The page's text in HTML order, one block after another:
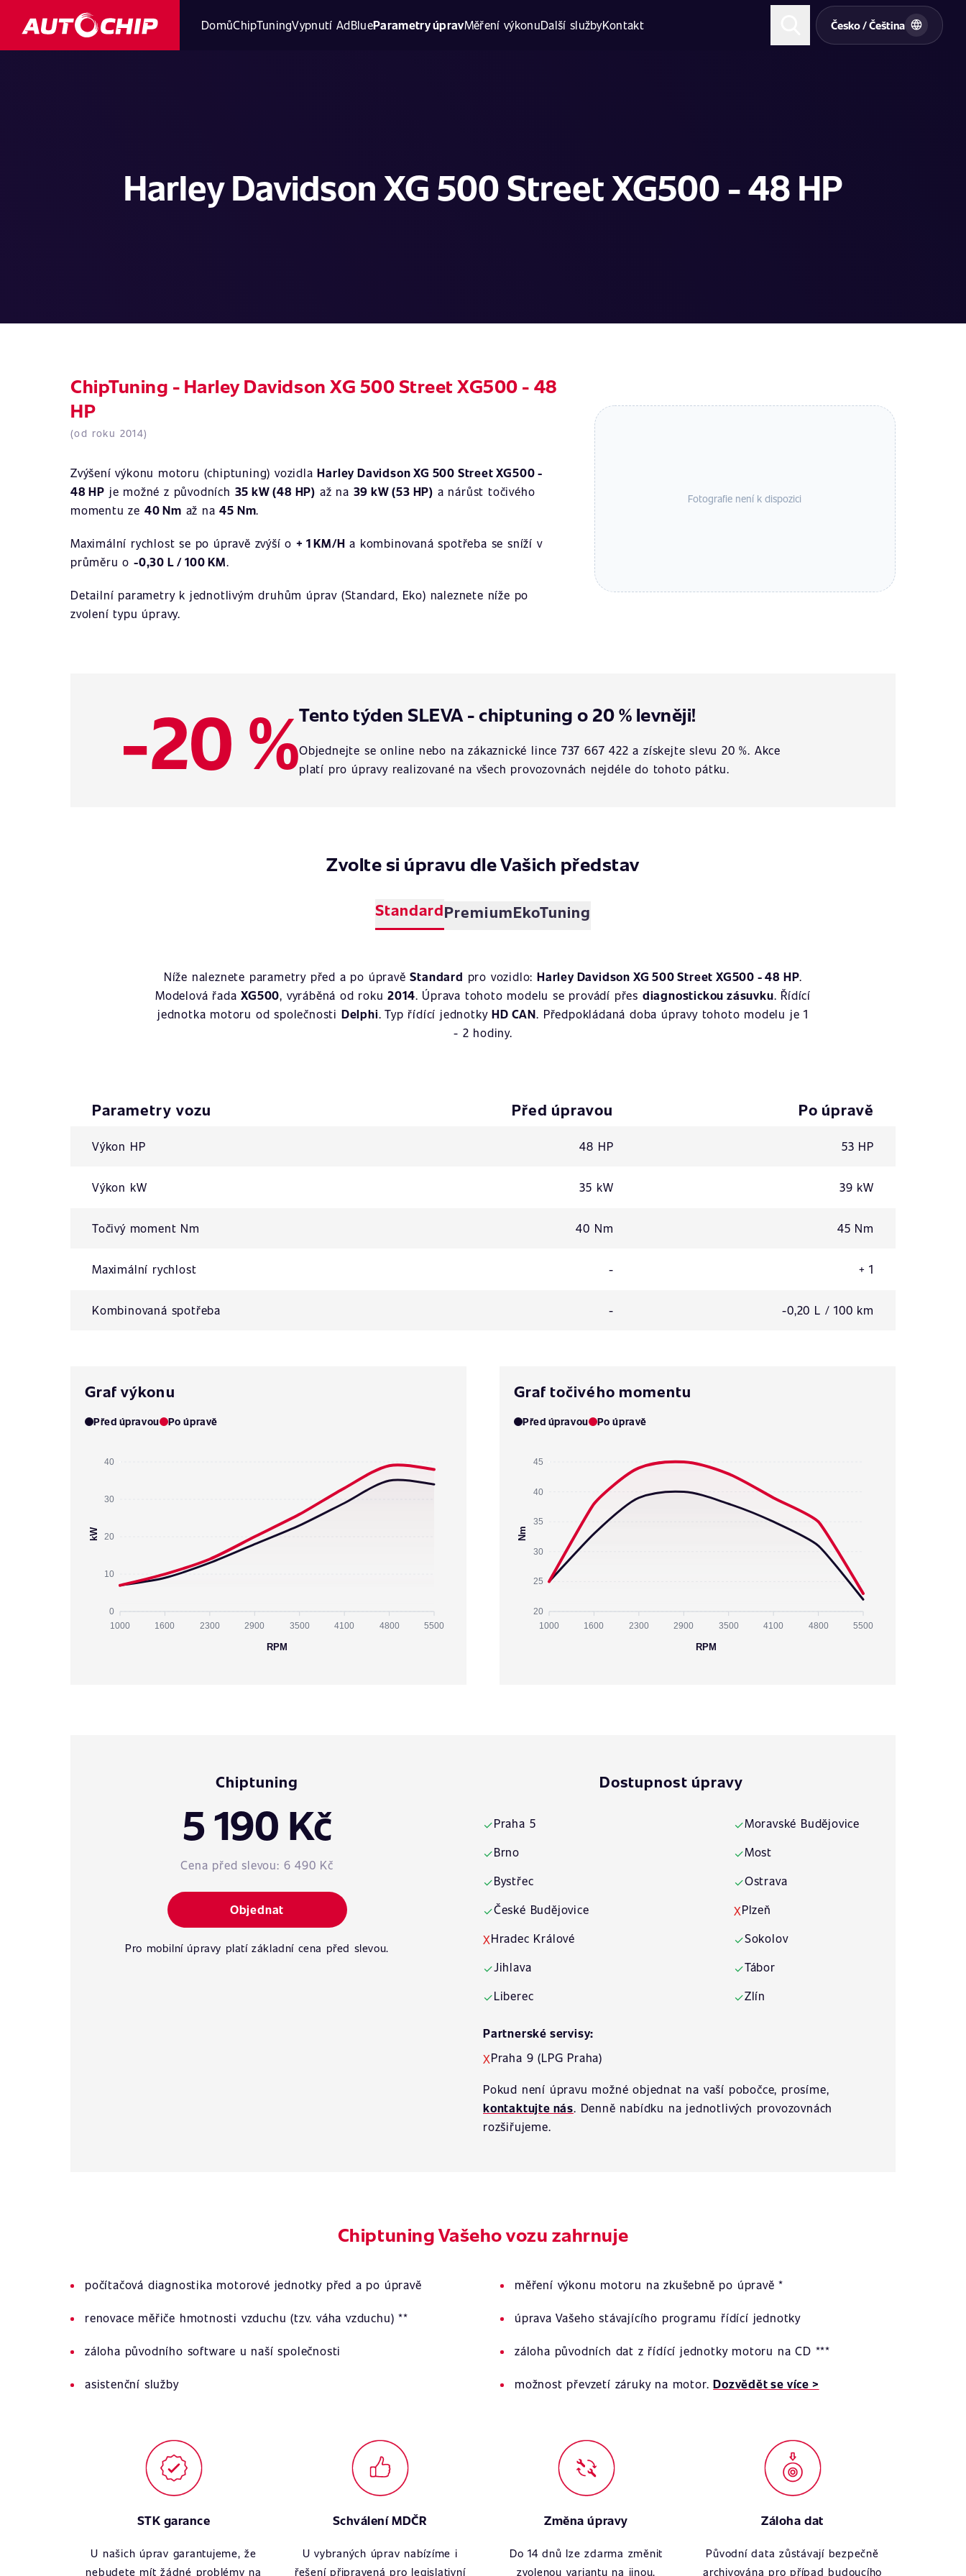
DomůChipTuningVypnutí AdBlueParametry úpravMěření výkonuDalší službyKontakt Česko / Čeština
Harley Davidson XG 500 Street XG500 - 48 HP
ChipTuning - Harley Davidson XG 500 Street XG500 - 48
HP
(od roku 2014)
Zvýšení výkonu motoru (chiptuning) vozidlaHarley Davidson XG 500 Street XG500 -
48 HP je možné z původních 35 kW (48 HP) až na 39 kW (53 HP) a nárůst točivého
momentu ze 40 Nm až na45 Nm.
Maximální rychlost se po úpravě zvýší o + 1 KM/H a kombinovaná spotřeba se sníží v
průměru o-0,30 L / 100 KM.
Detailní parametry k jednotlivým druhům úprav (Standard, Eko) naleznete níže po
zvolení typu úpravy.
Fotografie není k dispozici
-20 %Tento týden SLEVA - chiptuning o 20 % levněji!
Objednejte se online nebo na zákaznické lince 737 667 422 a získejte slevu 20 %. Akce
platí pro úpravy realizované na všech provozovnách nejdéle do tohoto pátku.
Zvolte si úpravu dle Vašich představ
StandardPremiumEkoTuning
Níže naleznete parametry před a po úpravěStandard pro vozidlo: Harley Davidson XG 500 Street XG500 - 48 HP.
Modelová řadaXG500, vyráběná od roku2014. Úprava tohoto modelu se provádí přes diagnostickou zásuvku. Řídící
jednotka motoru od společnosti Delphi. Typ řídící jednotkyHD CAN. Předpokládaná doba úpravy tohoto modelu je 1
- 2 hodiny.
Parametry vozu Před úpravou Po úpravě
Výkon HP 48 HP 53 HP
Výkon kW 35 kW 39 kW
Točivý moment Nm 40 Nm 45 Nm
Maximální rychlost - + 1
Kombinovaná spotřeba - -0,20 L / 100 km
Graf výkonu
Před úpravou Po úpravě
40
30
20
10
0
kW
1000 1600 2300 2900 3500 4100 4800 5500
RPM
Graf točivého momentu
Před úpravou Po úpravě
45
40
35
30
25
20
Nm
1000 1600 2300 2900 3500 4100 4800 5500
RPM
Chiptuning
5 190 Kč
Cena před slevou: 6 490 Kč
Objednat
Pro mobilní úpravy platí základní cena před slevou.
Dostupnost úpravy
✓Praha 5
✓Brno
✓Bystřec
✓České Budějovice
XHradec Králové
✓Jihlava
✓Liberec
✓Moravské Budějovice
✓Most
✓Ostrava
XPlzeň
✓Sokolov
✓Tábor
✓Zlín
Partnerské servisy:
XPraha 9 (LPG Praha)
Pokud není úpravu možné objednat na vaší pobočce, prosíme,
kontaktujte nás. Denně nabídku na jednotlivých provozovnách
rozšiřujeme.
Chiptuning Vašeho vozu zahrnuje
počítačová diagnostika motorové jednotky před a po úpravě měření výkonu motoru na zkušebně po úpravě *
renovace měřiče hmotnosti vzduchu (tzv. váha vzduchu) ** úprava Vašeho stávajícího programu řídící jednotky
záloha původního software u naší společnosti záloha původních dat z řídící jednotky motoru na CD ***
asistenční služby možnost převzetí záruky na motor.Dozvědět se více >
STK garance
U našich úprav garantujeme, že
nebudete mít žádné problémy na
Schválení MDČR
U vybraných úprav nabízíme i
řešení připravená pro legislativní
Změna úpravy
Do 14 dnů lze zdarma změnit
zvolenou variantu na jinou.
Záloha dat
Původní data zůstávají bezpečně
archivována pro případ budoucího